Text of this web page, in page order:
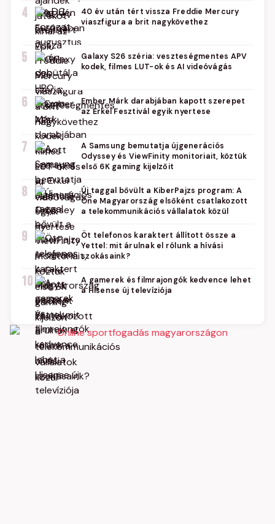
4
40 év után tért vissza Freddie Mercury
viaszfigura a brit nagykövethez
5
Galaxy S26 széria: veszteségmentes APV
kodek, filmes LUT-ok és AI videóvágás
6
Ember Márk darabjában kapott szerepet
az Erkel Fesztivál egyik nyertese
7
A Samsung bemutatja újgenerációs
Odyssey és ViewFinity monitoriait, köztük
első 6K gaming kijelzőit
8
Új taggal bővült a KiberPajzs program: A
One Magyarország elsőként csatlakozott
a telekommunikációs vállalatok közül
9
Öt telefonos karaktert állított össze a
Yettel: mit árulnak el rólunk a hívási
szokásaink?
10
A gamerek és filmrajongók kedvence lehet
a Hisense új televíziója